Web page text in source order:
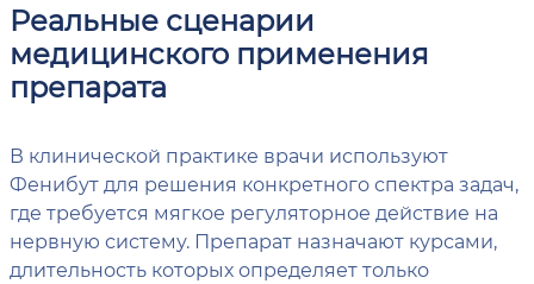
Реальные сценарии
медицинского применения
препарата
В клинической практике врачи используют
Фенибут для решения конкретного спектра задач,
где требуется мягкое регуляторное действие на
нервную систему. Препарат назначают курсами,
длительность которых определяет только